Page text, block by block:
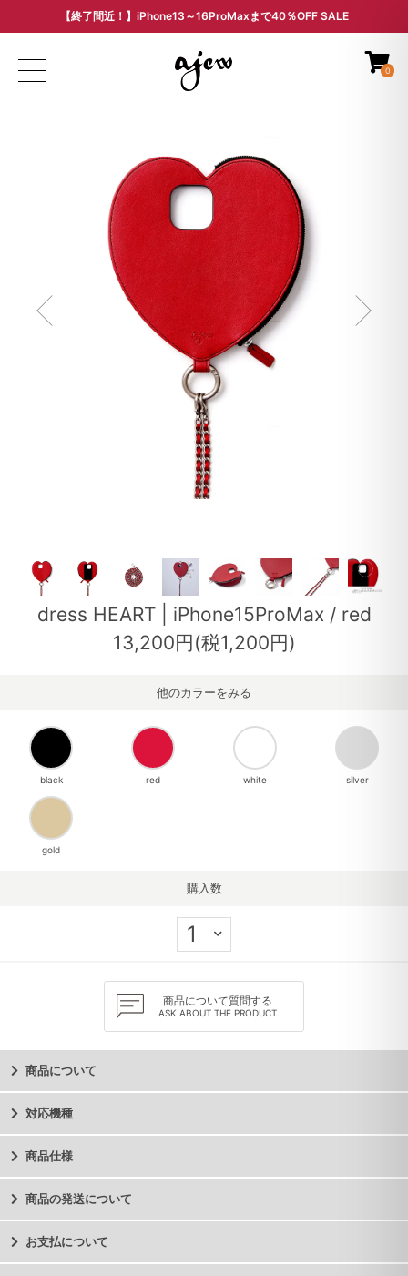
【終了間近！】iPhone13～16ProMaxまで40％OFF SALE
ARCHIVE SALE - 過去モデルをお得な価格で -
0
dress HEART | iPhone15ProMax / red
13,200円(税1,200円)
他のカラーをみる
black red white silver
gold
購入数
商品について質問する
ASK ABOUT THE PRODUCT
商品について
対応機種
商品仕様
商品の発送について
お支払について